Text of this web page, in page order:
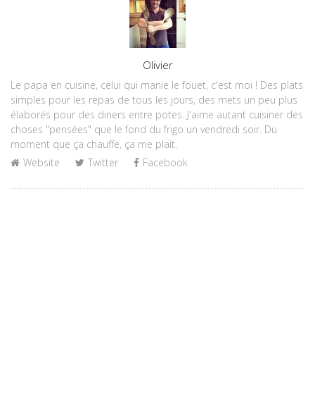
Olivier
Le papa en cuisine, celui qui manie le fouet, c'est moi ! Des plats
simples pour les repas de tous les jours, des mets un peu plus
élaborés pour des diners entre potes. J'aime autant cuisiner des
choses "pensées" que le fond du frigo un vendredi soir. Du
moment que ça chauffe, ça me plait.
Website
Twitter Facebook